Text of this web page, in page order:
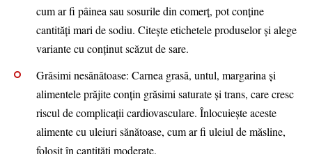
cum ar fi pâinea sau sosurile din comerț, pot conține
cantități mari de sodiu. Citește etichetele produselor și alege
variante cu conținut scăzut de sare.
Grăsimi nesănătoase: Carnea grasă, untul, margarina și
alimentele prăjite conțin grăsimi saturate și trans, care cresc
riscul de complicații cardiovasculare. Înlocuiește aceste
alimente cu uleiuri sănătoase, cum ar fi uleiul de măsline,
folosit în cantități moderate.